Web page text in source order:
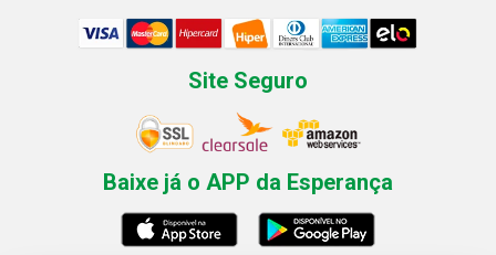
Site Seguro
Baixe já o APP da Esperança